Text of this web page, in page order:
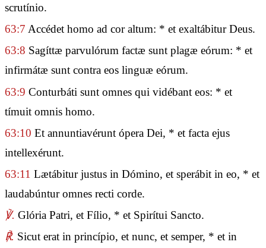
scrutínio.
63:7 Accédet homo ad cor altum: * et exaltábitur Deus.
63:8 Sagíttæ parvulórum factæ sunt plagæ eórum: * et
infirmátæ sunt contra eos linguæ eórum.
63:9 Conturbáti sunt omnes qui vidébant eos: * et
tímuit omnis homo.
63:10 Et annuntiavérunt ópera Dei, * et facta ejus
intellexérunt.
63:11 Lætábitur justus in Dómino, et sperábit in eo, * et
laudabúntur omnes recti corde.
℣. Glória Patri, et Fílio, * et Spirítui Sancto.
℟. Sicut erat in princípio, et nunc, et semper, * et in